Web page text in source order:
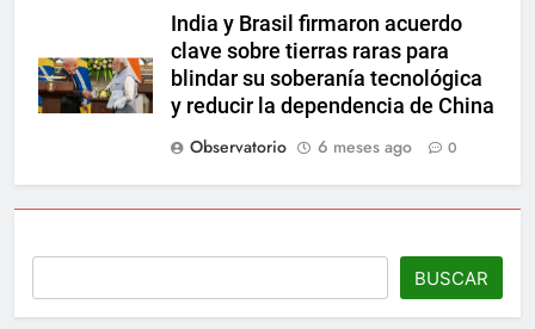
India y Brasil firmaron acuerdo
clave sobre tierras raras para
blindar su soberanía tecnológica
y reducir la dependencia de China
Observatorio
6 meses ago 0
BUSCAR